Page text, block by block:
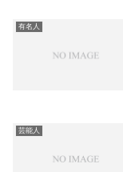
有名人
芸能人